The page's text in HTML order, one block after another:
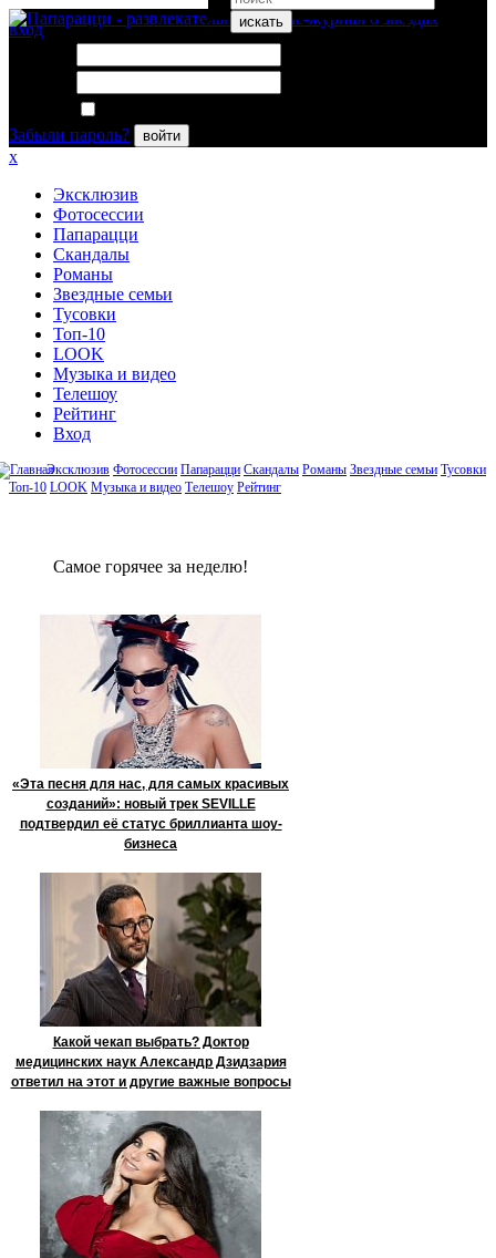
искать
вход
Забыли пароль?
войти
x
Эксклюзив
Фотосессии
Папарацци
Скандалы
Романы
Звездные семьи
Тусовки
Топ-10
LOOK
Музыка и видео
Телешоу
Рейтинг
Вход
Эксклюзив Фотосессии Папарацци Скандалы Романы Звездные семьи Тусовки
Топ-10 LOOK Музыка и видео Телешоу Рейтинг
Сaмое гoрячее за неделю!
«Эта песня для нас, для самых красивых
созданий»: новый трек SEVILLE
подтвердил её статус бриллианта шоу-
бизнеса
Какой чекап выбрать? Доктор
медицинских наук Александр Дзидзария
ответил на этот и другие важные вопросы